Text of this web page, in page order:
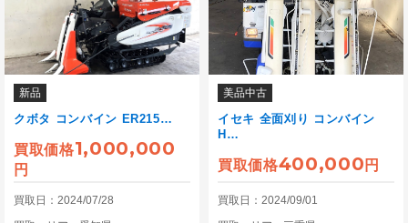
新品
クボタ コンバイン ER215…
買取価格1,000,000
円
買取日：2024/07/28
美品中古
イセキ 全面刈り コンバイン
H…
買取価格400,000 円
買取日：2024/09/01